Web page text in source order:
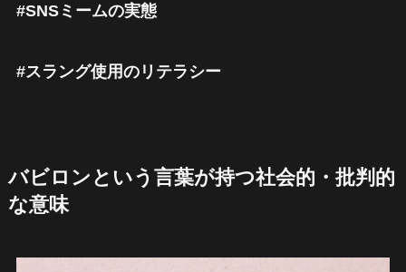
#SNSミームの実態
#スラング使用のリテラシー
バビロンという言葉が持つ社会的・批判的
な意味